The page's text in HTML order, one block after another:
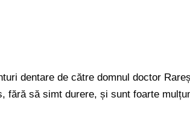
dentare de către domnul doctor
fără să simt durere, și sunt foarte